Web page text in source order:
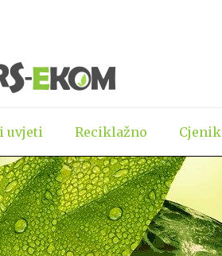
uvjeti Reciklažno Cjenik